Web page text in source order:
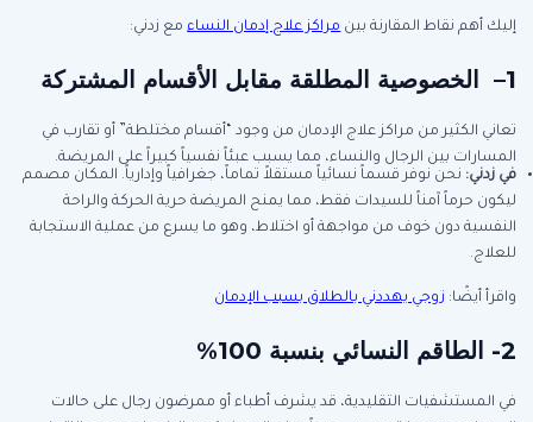
إليك أهم نقاط المقارنة بين مراكز علاج إدمان النساءمع زدني:
1
– الخصوصية المطلقة مقابل الأقسام المشتركة
تعاني الكثير من مراكز علاج الإدمان من وجود “أقسام مختلطة” أو تقارب في
المسارات بين الرجال والنساء، مما يسبب عبئاً نفسياً كبيراً على المريضة.
في زدني: نحن نوفر قسماً نسائياً مستقلاً تماماً، جغرافياً وإدارياً. المكان مصمم
ليكون حرماً آمناً للسيدات فقط، مما يمنح المريضة حرية الحركة والراحة
النفسية دون خوف من مواجهة أو اختلاط، وهو ما يسرع من عملية الاستجابة
للعلاج.
واقرأ أيضًا: زوجي يهددني بالطلاق بسبب الإدمان
2- الطاقم النسائي بنسبة 100 %
في المستشفيات التقليدية، قد يشرف أطباء أو ممرضون رجال على حالات